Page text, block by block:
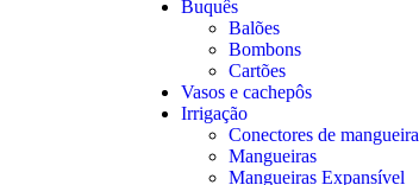
Buquês
Balões
Bombons
Cartões
Vasos e cachepôs
Irrigação
Conectores de mangueira
Mangueiras
Mangueiras Expansível